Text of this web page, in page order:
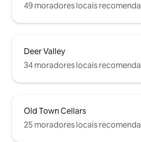
49 moradores locais
Deer Valley
34 moradores locais
Old Town Cellars
25 moradores locais